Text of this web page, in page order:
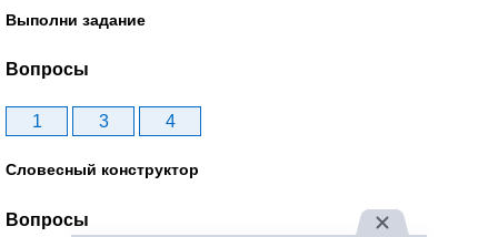
Выполни задание
Вопросы
1 3 4
Словесный конструктор
Вопросы